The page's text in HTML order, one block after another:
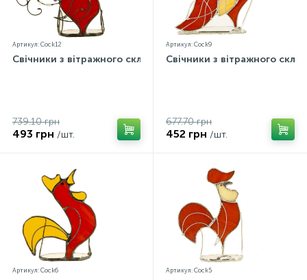
Артикул: Cock12
Свічники з вітражного скла
739.10 грн
493 грн /шт.
Артикул: Cock9
Свічники з вітражного скла
677.70 грн
452 грн /шт.
Артикул: Cock6 Артикул: Cock5